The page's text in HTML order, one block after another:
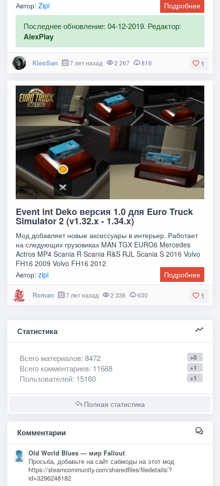
Автор:Zipi Подробнее
Последнее обновление: 04-12-2019. Редактор:
AlexPlay
1
KleoSan 7 лет назад 2 267 819
Event int Deko версия 1.0 для Euro Truck
Simulator 2 (v1.32.x - 1.34.x)
Мод добавляет новые аксессуары в интерьер. Работает
на следующих грузовиках MAN TGX EURO6 Mercedes
Actros MP4 Scania R Scania R&S RJL Scania S 2016 Volvo
FH16 2009 Volvo FH16 2012
Автор:zipi Подробнее
1
Roman 7 лет назад 2 336 630
Статистика
+0
Всего материалов: 8472
+1
Всего комментариев: 11668
+1
Пользователей: 15160
Полная статистика
Комментарии
Old World Blues — мир Fallout
Просьба, добавьте на сайт сабмоды на этот мод
https://steamcommunity.com/sharedfiles/filedetails/?
id=3296248182